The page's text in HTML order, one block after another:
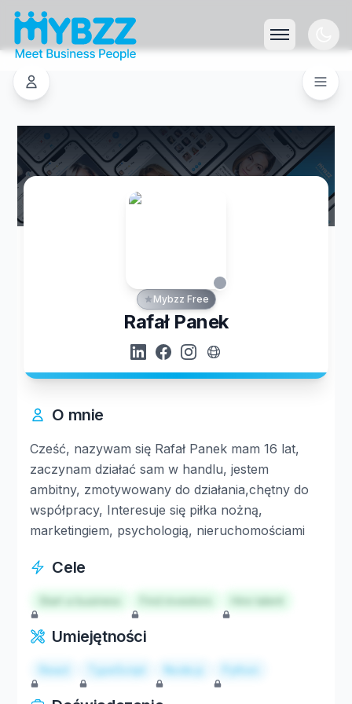
Mybzz Free
Rafał Panek
O mnie
Cześć, nazywam się Rafał Panek mam 16 lat,
zaczynam działać sam w handlu, jestem
ambitny, zmotywowany do działania,chętny do
współpracy, Interesuje się piłka nożną,
marketingiem, psychologią, nieruchomościami
Cele
Start a business Hire talent
Umiejętności
React TypeScript Node.js Python